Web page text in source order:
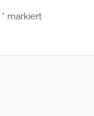
* markiert